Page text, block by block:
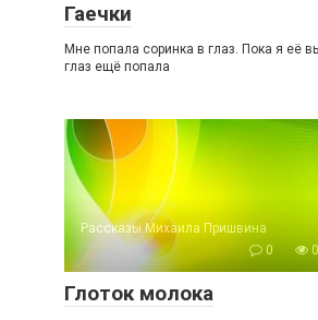
Гаечки
Мне попала соринка в глаз. Пока я её
глаз ещё попала
Рассказы Михаила Пришвина
0
Глоток молока